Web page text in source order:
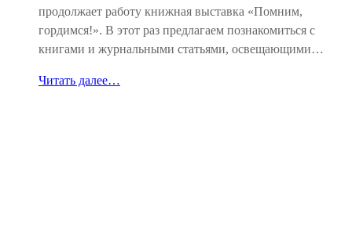
продолжает работу книжная выставка «Помним,
гордимся!». В этот раз предлагаем познакомиться с
книгами и журнальными статьями, освещающими…
Читать далее…